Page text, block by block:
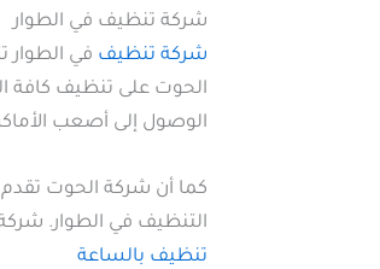
شركة تنظيف في الطوار
شركة تنظيف في الطوار
الحوت على تنظيف كافة
الوصول إلى أصعب
كما أن شركة الحوت تقدم
التنظيف في الطوار.
تنظيف بالساعة